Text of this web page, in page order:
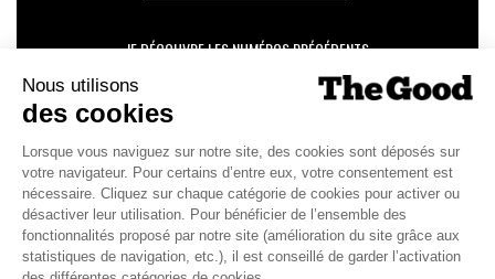
JE DÉCOUVRE LES NUMÉROS PRÉCÉDENTS
Je suis déjà abonné(e) :
version digitale